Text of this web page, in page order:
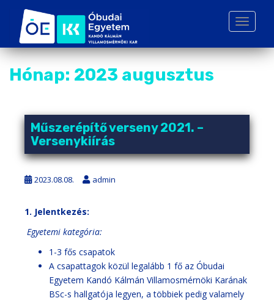
p
Hónap: 2023 augusztus
Műszerépítő verseny 2021. –
Versenykiírás
2023.08.08. admin
1. Jelentkezés:
Egyetemi kategória:
1-3 fős csapatok
A csapattagok közül legalább 1 fő az Óbudai
Egyetem Kandó Kálmán Villamosmérnöki Karának
BSc-s hallgatója legyen, a többiek pedig valamely